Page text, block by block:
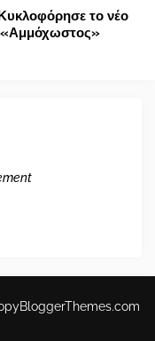
το νέο
«Αμμόχωστος»